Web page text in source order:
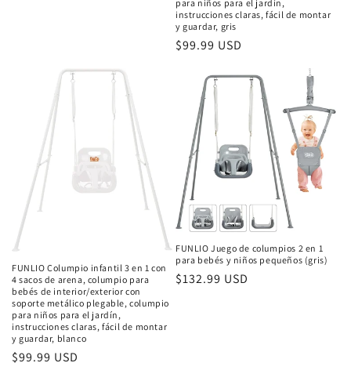
para niños para el jardín,
instrucciones claras, fácil de montar
y guardar, gris
Precio
$99.99 USD
FUNLIO Columpio infantil 3 en 1 con
4 sacos de arena, columpio para
bebés de interior/exterior con
soporte metálico plegable, columpio
para niños para el jardín,
instrucciones claras, fácil de montar
y guardar, blanco
Precio
$99.99 USD
FUNLIO Juego de columpios 2 en 1
para bebés y niños pequeños (gris)
Precio
$132.99 USD